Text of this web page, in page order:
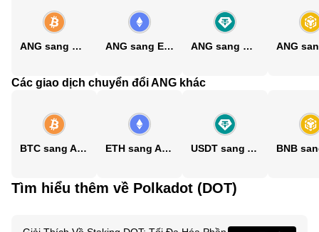
ANG sang BTC ANG sang ETH ANG sang USDT
Các giao dịch chuyển đổi ANG khác
BTC sang ANG ETH sang ANG USDT sang ANG
Tìm hiểu thêm về Polkadot (DOT)